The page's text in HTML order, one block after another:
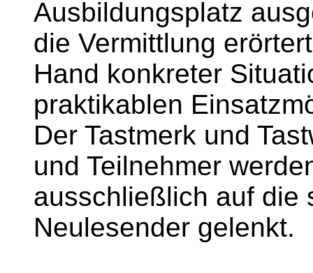
Ausbildungsplatz
die Vermittlung
Hand konkreter
praktikablen
Der Tastmerk und
und Teilnehmer
ausschließlich auf die
Neulesender gelenkt.